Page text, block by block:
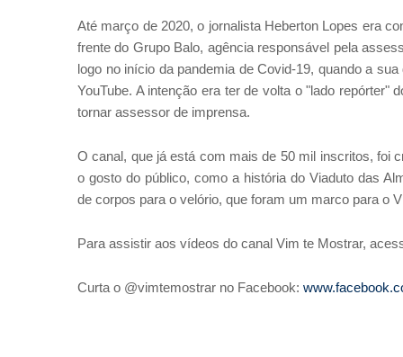
Até março de 2020, o jornalista Heberton Lopes era
frente do Grupo Balo, agência responsável pela
logo no início da pandemia de Covid-19, quando a
YouTube. A intenção era ter de volta o "lado
tornar assessor de imprensa.
O canal, que já está com mais de 50 mil inscritos, foi
o gosto do público, como a história do Viaduto das
de corpos para o velório, que foram um marco para o
Para assistir aos vídeos do canal Vim te Mostrar,
Curta o @vimtemostrar no Facebook: